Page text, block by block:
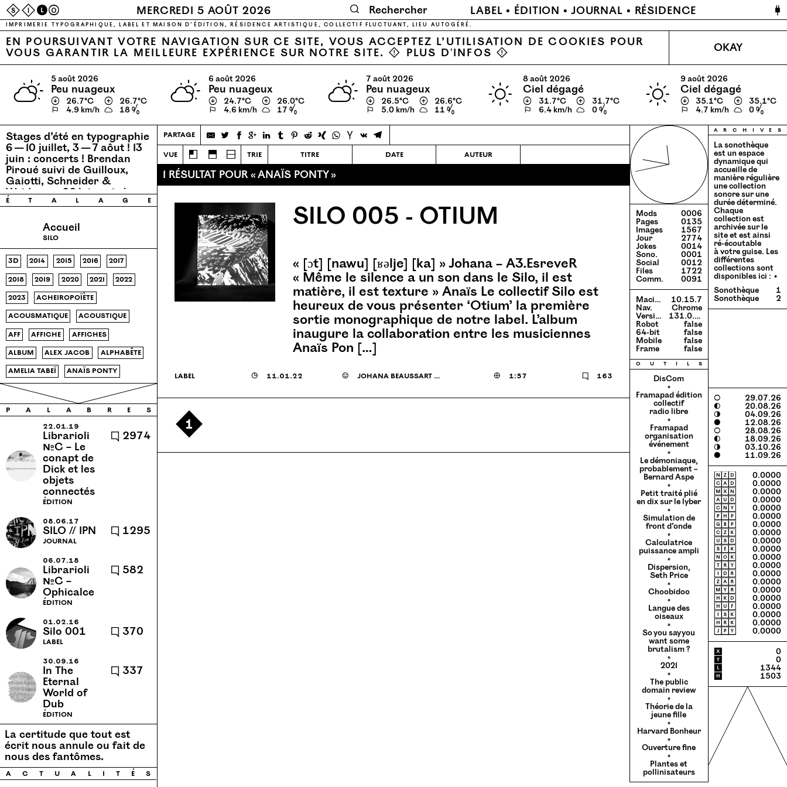
SILO MERCREDI 5 AOÛT 2026 🔍 LABEL ÉDITION JOURNAL RÉSIDENCE 🔌
IMPRIMERIE TYPOGRAPHIQUE, LABEL ET MAISON D’ÉDITION, RÉSIDENCE ARTISTIQUE, COLLECTIF FLUCTUANT, LIEU AUTOGÉRÉ.
EN POURSUIVANT VOTRE NAVIGATION SUR CE SITE, VOUS ACCEPTEZ L’UTILISATION DE COOKIES POUR
VOUS GARANTIR LA MEILLEURE EXPÉRIENCE SUR NOTRE SITE. ⚠ PLUS D'INFOS ⚠ OKAY
5 août 2026
peu nuageux
↓ 26.7℃ ↑
26.7℃
⚐
4.9 km/h 18 %
6 août 2026
peu nuageux
↓ 24.7℃ ↑
26.0℃
⚐
4.6 km/h 17 %
7 août 2026
peu nuageux
↓ 26.5℃ ↑
26.6℃
⚐
5.0 km/h 11 %
8 août 2026
ciel dégagé
↓ 31.7℃ ↑
31.7℃
⚐
6.4 km/h 0 %
9 août 2026
ciel dégagé
↓ 35.1℃ ↑
35.1℃
⚐
4.7 km/h 0 %
Stages d’été en typographie
6 — 10 juillet, 3 — 7 aôut ! 13
juin : concerts ! Brendan
Piroué suivi de Guilloux,
Gaiotti, Schneider &
Weidmann 26 juin : ciné
concert avec Permaflo.
é t a l a g e
Accueil
silo
3d 2014 2015 2016
2017
2018
2019 2020 2021
2022
2023
acheiropoïète
acousmatique
acoustique
aff
affiche
affiches
album
alex jacob
alphabête
amelia tabeï
anaïs ponty
analyse
appel à contributions
apprentissage
architecture
Armenie
arthur chambry
ateliers
ateliers médicis
autonomie
bivouac
bruxelles
cabane
cannes-et-clairan
caractère
chansons
chronique
clément verceletto
conapt
concert
concerts
confortable l'évidence
contextuel
corps 72
cuisine
cuve
danse
dispersion
diy
dub
dyslexies
echotope
école
écologie
écriture collective
edition
édition
éditions
emesal
encre et lumière
p a l a b r e
s
22.01.19
Librarioli
№C – Le
conapt de
Dick et les
objets
connectés
édition
🗨 2974
08.06.17
SILO // IPN
journal
🗨 1295
06.07.18
Librarioli
№C –
Ophicalce
édition
🗨 582
01.02.16
Silo 001
label
🗨 370
30.09.16
In The
Eternal
World of
Dub
édition
🗨 337
La certitude que tout est
écrit nous annule ou fait de
nous des fantômes.
a c t u a l i t é s
partage
vue
trie titre date auteur
1 RÉSULTAT POUR « ANAÏS PONTY »
SILO 005 - OTIUM
« [ɔt] [nawu] [ʁəlje] [ka] » Johana – A3.EsreveR
« Même le silence a un son dans le Silo, il est
matière, il est texture » Anaïs Le collectif Silo est
heureux de vous présenter ​‘Otium’ la première
sortie monographique de notre label. L’album
inaugure la collaboration entre les musiciennes
Anaïs Pon […]
label ◶ 11.01.22 ☺ johana beaussart & anaïs ponty  1:57 🗨 163
1
Mods 0006
Pages 0135
Images 1567
Jour 2774
Jokes 0014
Sono. 0001
Social 0012
Files 1722
Comm.
0091
Macintosh
10.15.7
Nav. Chrome
Version 131.0.0.0
Robot false
64-bit false
Mobile false
Frame false
o u t i l s
DisCom
◦
Framapad édition
collectif
radio libre
◦
Framapad
organisation
événement
◦
Le démoniaque,
probablement –
Bernard Aspe
◦
Petit traité plié
en dix sur le lyber
◦
Simulation de
front d’onde
◦
Calculatrice
puissance ampli
◦
Dispersion,
Seth Price
◦
Choobidoo
◦
Langue des
oiseaux
◦
So you say you
want some
brutalism ?
◦
2021
◦
The public
domain review
◦
Théorie de la
jeune fille
◦
Harvard Bonheur
◦
Ouverture fine
◦
Plantes et
pollinisateurs
a r c h i v e s
La sonothèque
est un espace
dynamique qui
accueille de
manière régulière
une collection
sonore sur une
durée déterminé.
Chaque
collection est
archivée sur le
site et est ainsi
ré-écoutable
à votre guise. Les
différentes
collections sont
disponibles ici :
Sonothèque
1
Sonothèque 2
○ 29.07.26
◐ 20.08.26
◑ 04.09.26
● 12.08.26
○ 28.08.26
◐ 18.09.26
◑ 03.10.26
●
11.09.26
🄽🅉🄳
0.0000
🄲🄰🄳 0.0000
🄼🅇🄽 0.0000
🄰🅄🄳 0.0000
🄲🄽🅈 0.0000
🄿🄷🄿 0.0000
🄶🄱🄿 0.0000
🄲🅉🄺 0.0000
🅄🅂🄳 0.0000
🅂🄴🄺 0.0000
🄽🄾🄺 0.0000
🅃🅁🅈 0.0000
🄸🄳🅁 0.0000
🅉🄰🅁 0.0000
🄼🅈🅁 0.0000
🄷🄺🄳 0.0000
🄷🅄🄵 0.0000
🄸🅂🄺 0.0000
🄷🅁🄺 0.0000
🄹🄿🅈
0.0000
X
0
Y 0
L 1344
H 1503